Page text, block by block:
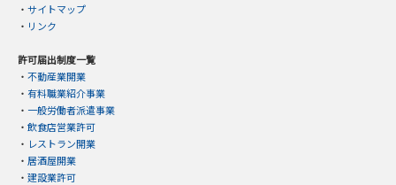
・ サイトマップ
・ リンク
許可届出制度一覧
・ 不動産業開業
・ 有料職業紹介事業
・ 一般労働者派遣事業
・ 飲食店営業許可
・ レストラン開業
・ 居酒屋開業
・ 建設業許可